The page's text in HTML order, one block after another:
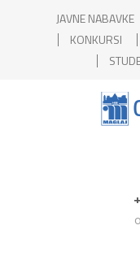
JAVNE NABAVKE
KONKURSI